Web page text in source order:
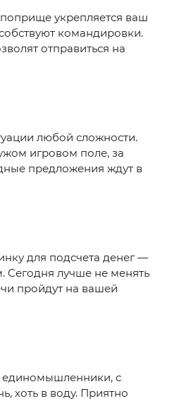
укрепляется ваш
командировки.
отправиться на
любой сложности.
игровом поле, за
предложения ждут в
для подсчета денег —
Сегодня лучше не менять
пройдут на вашей
единомышленники, с
хоть в воду. Приятно